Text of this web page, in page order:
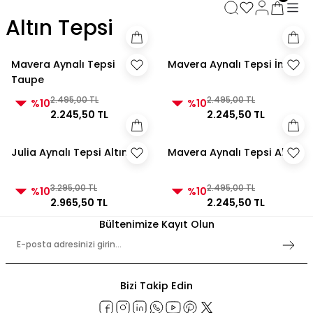
3000 TL ve Üzeri Alışverişlerde Kargo Bedava! 2
3000 TL ve Üzeri Alışverişlerde Kargo Bedava!
3000 TL ve Üzeri Alışverişlerde Kargo Bedava!
Altın Tepsi
Mavera Aynalı Tepsi
Taupe
%102.495,00 TL
2.245,50 TL
Mavera Aynalı Tepsi İnci
%102.495,00 TL
2.245,50 TL
Julia Aynalı Tepsi Altın
%103.295,00 TL
2.965,50 TL
Mavera Aynalı Tepsi Altın
%102.495,00 TL
2.245,50 TL
Bültenimize Kayıt Olun
Bizi Takip Edin